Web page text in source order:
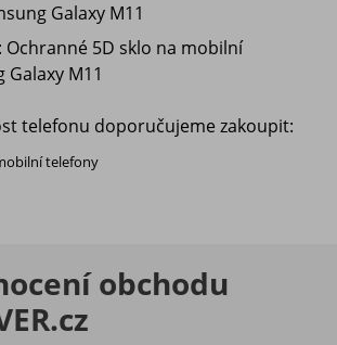
Galaxy M11
Ochranné 5D sklo na mobilní
Galaxy M11
telefonu doporučujeme zakoupit:
telefony
obchodu